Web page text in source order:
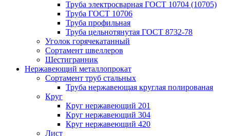
Труба электросварная ГОСТ 10704 (10705)
Труба ГОСТ 10706
Труба профильная
Труба цельнотянутая ГОСТ 8732-78
Уголок горячекатанный
Сортамент швеллеров
Шестигранник
Нержавеющий металлопрокат
Сортамент труб стальных
Труба нержавеющая круглая полированая
Круг
Круг нержавеющий 201
Круг нержавеющий 304
Круг нержавеющий 420
Лист